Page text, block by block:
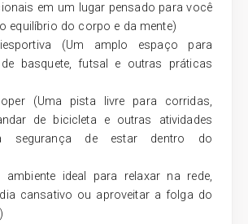
em um lugar pensado para você
equilíbrio do corpo e da mente)
(Um amplo espaço para
basquete, futsal e outras práticas
(Uma pista livre para corridas,
de bicicleta e outras atividades
de estar dentro do
ambiente ideal para relaxar na rede,
cansativo ou aproveitar a folga do